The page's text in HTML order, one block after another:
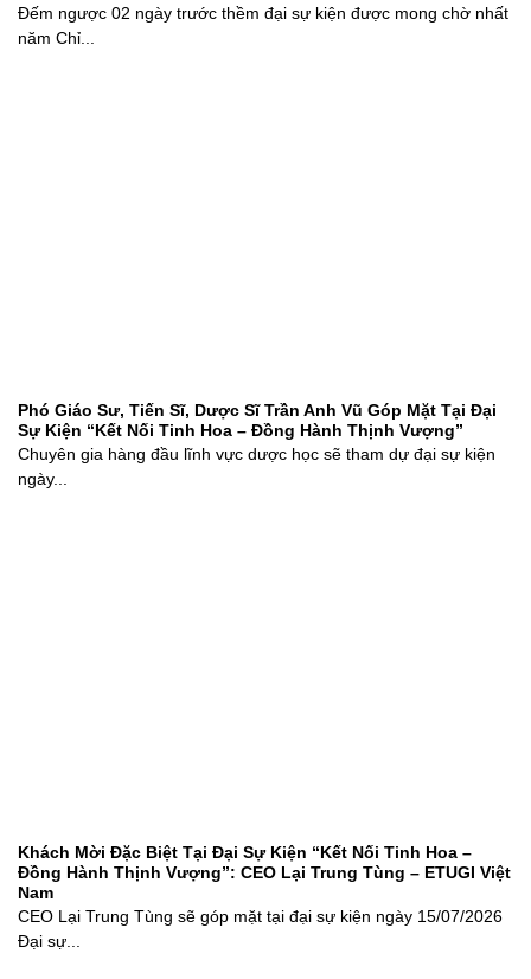
Đếm ngược 02 ngày trước thềm đại sự kiện được mong chờ nhất
năm Chỉ...
Phó Giáo Sư, Tiến Sĩ, Dược Sĩ Trần Anh Vũ Góp Mặt Tại Đại
Sự Kiện “Kết Nối Tinh Hoa – Đồng Hành Thịnh Vượng”
Chuyên gia hàng đầu lĩnh vực dược học sẽ tham dự đại sự kiện
ngày...
Khách Mời Đặc Biệt Tại Đại Sự Kiện “Kết Nối Tinh Hoa –
Đồng Hành Thịnh Vượng”: CEO Lại Trung Tùng – ETUGI Việt
Nam
CEO Lại Trung Tùng sẽ góp mặt tại đại sự kiện ngày 15/07/2026
Đại sự...